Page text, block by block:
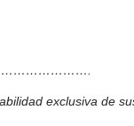
exclusiva de